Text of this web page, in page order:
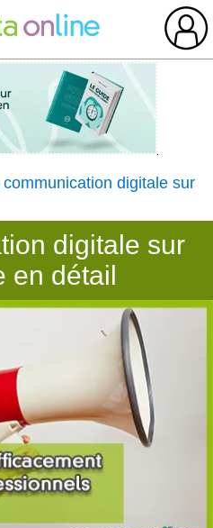
communication digitale sur
digitale sur
en détail